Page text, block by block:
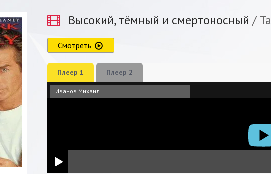
Высокий, тёмный и смертоносный /
4 5 Смотреть
Плеер 1 Плеер 2
Иванов Михаил